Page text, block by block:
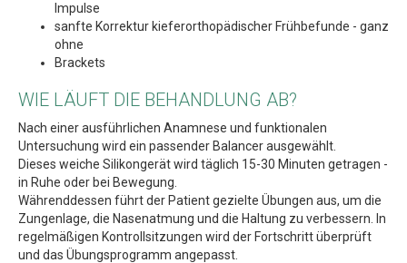
Impulse
sanfte Korrektur kieferorthopädischer Frühbefunde - ganz
ohne
Brackets
WIE LÄUFT DIE BEHANDLUNG AB?
Nach einer ausführlichen Anamnese und funktionalen
Untersuchung wird ein passender Balancer ausgewählt.
Dieses weiche Silikongerät wird täglich 15-30 Minuten getragen -
in Ruhe oder bei Bewegung.
Währenddessen führt der Patient gezielte Übungen aus, um die
Zungenlage, die Nasenatmung und die Haltung zu verbessern. In
regelmäßigen Kontrollsitzungen wird der Fortschritt überprüft
und das Übungsprogramm angepasst.